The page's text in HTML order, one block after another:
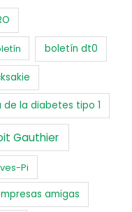
boletín dt0
de la diabetes tipo 1
Gauthier
Pi
amigas